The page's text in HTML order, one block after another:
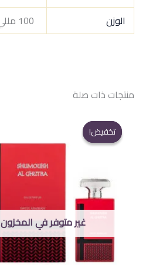
الوزن
100 مللي
منتجات ذات صلة
تخفيض!
غير متوفر في المخزون
تخفيض!